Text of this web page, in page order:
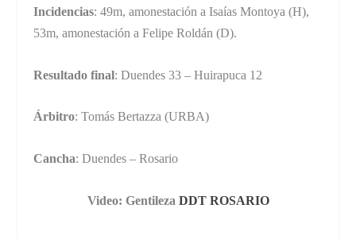
Incidencias: 49m, amonestación a Isaías Montoya (H),
53m, amonestación a Felipe Roldán (D).
Resultado final: Duendes 33 – Huirapuca 12
Árbitro: Tomás Bertazza (URBA)
Cancha: Duendes – Rosario
Video: Gentileza DDT ROSARIO